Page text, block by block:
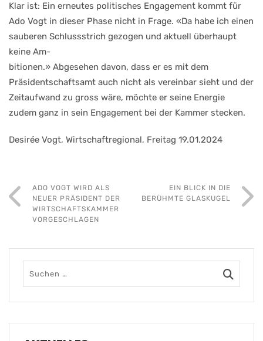
Klar ist: Ein erneutes politisches Engagement kommt für
Ado Vogt in dieser Phase nicht in Frage. «Da habe ich einen
sauberen Schlussstrich gezogen und aktuell überhaupt
keine Am-
bitionen.» Abgesehen davon, dass er es mit dem
Präsidentschaftsamt auch nicht als vereinbar sieht und der
Zeitaufwand zu gross wäre, möchte er seine Energie
zudem ganz in sein Engagement bei der Kammer stecken.
Desirée Vogt, Wirtschaftregional, Freitag 19.01.2024
ADO VOGT WIRD ALS
NEUER PRÄSIDENT DER
WIRTSCHAFTSKAMMER
VORGESCHLAGEN
EIN BLICK IN DIE
BERÜHMTE GLASKUGEL